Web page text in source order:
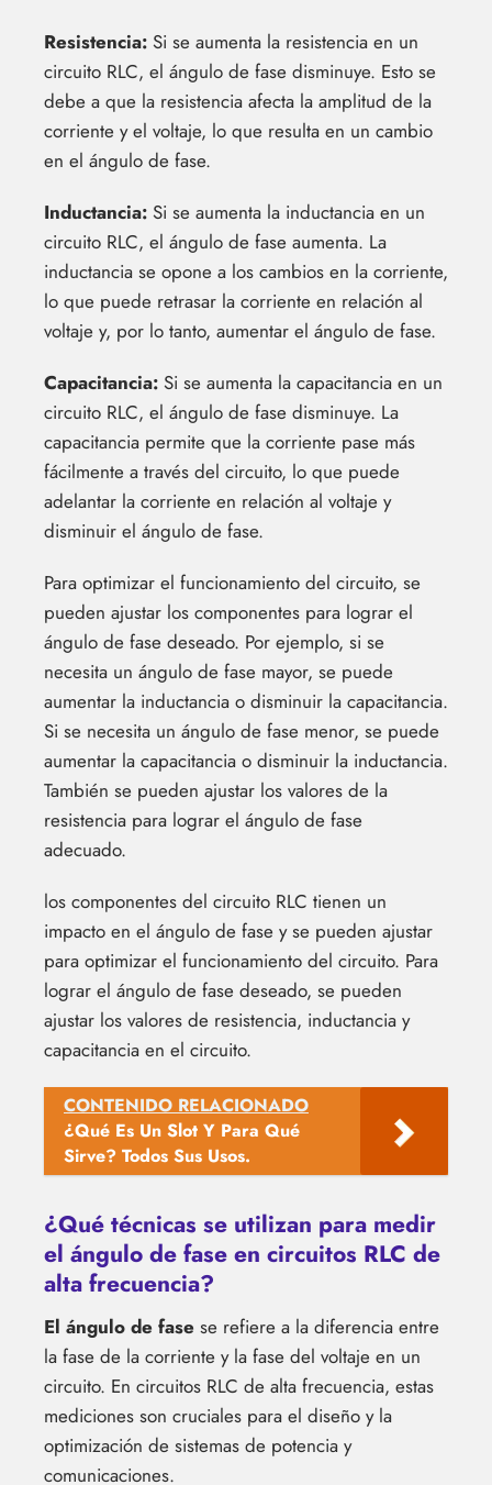
Resistencia: Si se aumenta la resistencia en un
circuito RLC, el ángulo de fase disminuye. Esto se
debe a que la resistencia afecta la amplitud de la
corriente y el voltaje, lo que resulta en un cambio
en el ángulo de fase.
Inductancia: Si se aumenta la inductancia en un
circuito RLC, el ángulo de fase aumenta. La
inductancia se opone a los cambios en la corriente,
lo que puede retrasar la corriente en relación al
voltaje y, por lo tanto, aumentar el ángulo de fase.
Capacitancia: Si se aumenta la capacitancia en un
circuito RLC, el ángulo de fase disminuye. La
capacitancia permite que la corriente pase más
fácilmente a través del circuito, lo que puede
adelantar la corriente en relación al voltaje y
disminuir el ángulo de fase.
Para optimizar el funcionamiento del circuito, se
pueden ajustar los componentes para lograr el
ángulo de fase deseado. Por ejemplo, si se
necesita un ángulo de fase mayor, se puede
aumentar la inductancia o disminuir la capacitancia.
Si se necesita un ángulo de fase menor, se puede
aumentar la capacitancia o disminuir la inductancia.
También se pueden ajustar los valores de la
resistencia para lograr el ángulo de fase
adecuado.
los componentes del circuito RLC tienen un
impacto en el ángulo de fase y se pueden ajustar
para optimizar el funcionamiento del circuito. Para
lograr el ángulo de fase deseado, se pueden
ajustar los valores de resistencia, inductancia y
capacitancia en el circuito.
CONTENIDO RELACIONADO
¿Qué Es Un Slot Y Para Qué
Sirve? Todos Sus Usos.
¿Qué técnicas se utilizan para medir
el ángulo de fase en circuitos RLC de
alta frecuencia?
El ángulo de fase se refiere a la diferencia entre
la fase de la corriente y la fase del voltaje en un
circuito. En circuitos RLC de alta frecuencia, estas
mediciones son cruciales para el diseño y la
optimización de sistemas de potencia y
comunicaciones.